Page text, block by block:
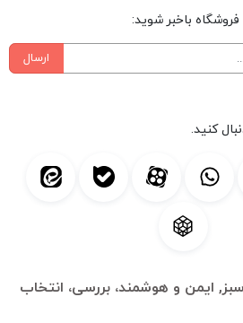
باخبر شوید:
ارسال
کنید.
ایمن و هوشمند، بررسی، انتخاب